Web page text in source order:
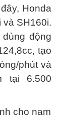
Honda
và SH160i.
động
tạo
phút và
tại 6.500